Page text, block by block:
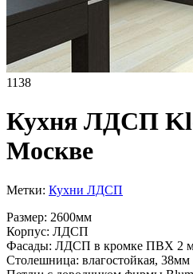
1138
Кухня ЛДСП
Москве
Метки: Кухни ЛДСП
Размер: 2600мм
Корпус: ЛДСП
Фасады: ЛДСП в кромке ПВХ 2
Столешница: влагостойкая, 38мм